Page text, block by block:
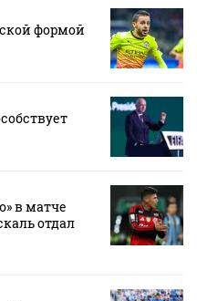
формой
в матче
отдал